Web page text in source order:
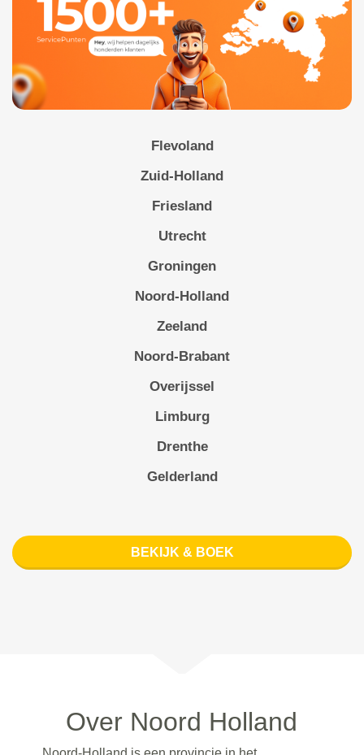
Flevoland
Zuid-Holland
Friesland
Utrecht
Groningen
Noord-Holland
Zeeland
Noord-Brabant
Overijssel
Limburg
Drenthe
Gelderland
BEKIJK & BOEK
Over Noord Holland